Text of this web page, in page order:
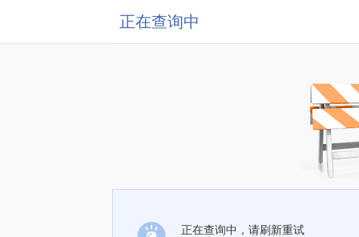
正在查询中
正在查询中，请刷新重试